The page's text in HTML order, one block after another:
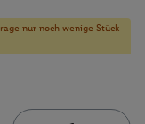
nur noch wenige Stück